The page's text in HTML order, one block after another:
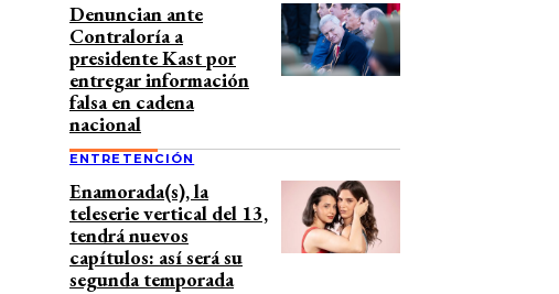
Denuncian ante
Contraloría a
presidente Kast por
entregar información
falsa en cadena
nacional
ENTRETENCIÓN
Enamorada(s), la
teleserie vertical del 13,
tendrá nuevos
capítulos: así será su
segunda temporada